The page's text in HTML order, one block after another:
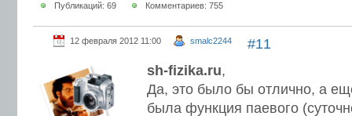
Публикаций: 69 Комментариев: 755
#11
12 февраля 2012 11:00 smalc2244
sh-fizika.ru,
Да, это было бы отлично, а
была функция паевого